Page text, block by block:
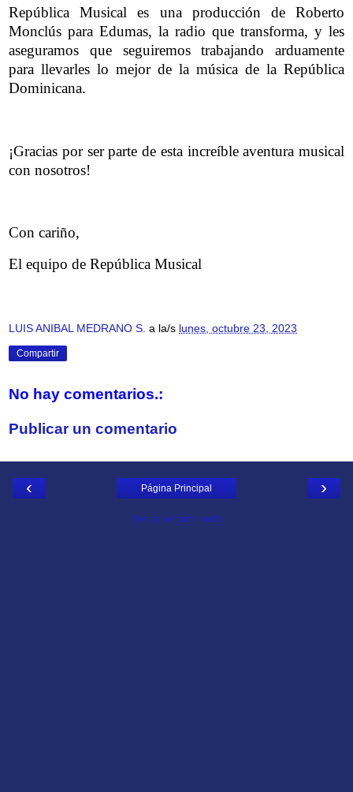
República Musical es una producción de Roberto
Monclús para Edumas, la radio que transforma, y les
aseguramos que seguiremos trabajando arduamente
para llevarles lo mejor de la música de la República
Dominicana.
¡Gracias por ser parte de esta increíble aventura musical
con nosotros!
Con cariño,
El equipo de República Musical
LUIS ANIBAL MEDRANO S. a la/s lunes, octubre 23, 2023
Compartir
No hay comentarios.:
Publicar un comentario
‹ ›
Página Principal
Ver la versión web